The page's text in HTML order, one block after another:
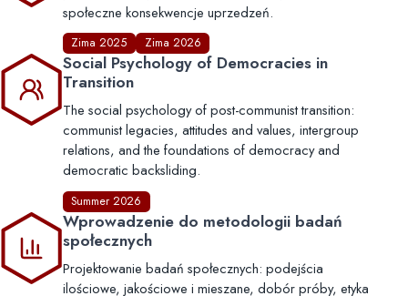
społeczne konsekwencje uprzedzeń.
Zima 2025 Zima 2026
Social Psychology of Democracies in
Transition
The social psychology of post-communist transition:
communist legacies, attitudes and values, intergroup
relations, and the foundations of democracy and
democratic backsliding.
Summer 2026
Wprowadzenie do metodologii badań
społecznych
Projektowanie badań społecznych: podejścia
ilościowe, jakościowe i mieszane, dobór próby, etyka